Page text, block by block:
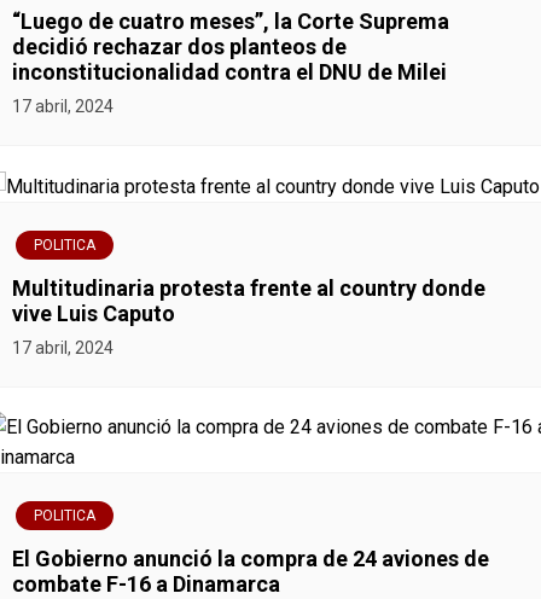
“Luego de cuatro meses”, la Corte Suprema
decidió rechazar dos planteos de
inconstitucionalidad contra el DNU de Milei
17 abril, 2024
POLITICA
Multitudinaria protesta frente al country donde
vive Luis Caputo
17 abril, 2024
POLITICA
El Gobierno anunció la compra de 24 aviones de
combate F-16 a Dinamarca